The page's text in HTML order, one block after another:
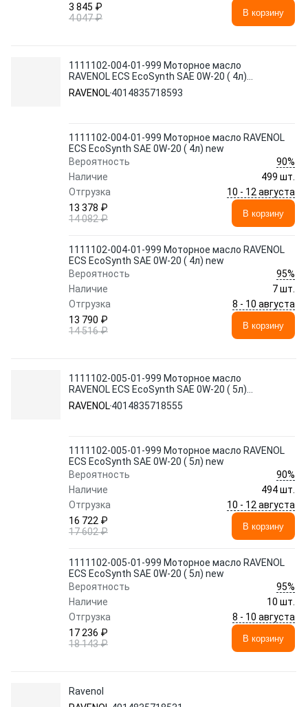
3 845 ₽
4 047 ₽
В корзину
1111102-004-01-999 Моторное масло
RAVENOL ECS EcoSynth SAE 0W-20 ( 4л)
new
RAVENOL4014835718593
1111102-004-01-999 Моторное масло RAVENOL
ECS EcoSynth SAE 0W-20 ( 4л) new
Вероятность
90%
Наличие
499 шт.
Отгрузка
10 - 12 августа
13 378 ₽
14 082 ₽
В корзину
1111102-004-01-999 Моторное масло RAVENOL
ECS EcoSynth SAE 0W-20 ( 4л) new
Вероятность
95%
Наличие
7 шт.
Отгрузка
8 - 10 августа
13 790 ₽
14 516 ₽
В корзину
1111102-005-01-999 Моторное масло
RAVENOL ECS EcoSynth SAE 0W-20 ( 5л)
new
RAVENOL4014835718555
1111102-005-01-999 Моторное масло RAVENOL
ECS EcoSynth SAE 0W-20 ( 5л) new
Вероятность
90%
Наличие
494 шт.
Отгрузка
10 - 12 августа
16 722 ₽
17 602 ₽
В корзину
1111102-005-01-999 Моторное масло RAVENOL
ECS EcoSynth SAE 0W-20 ( 5л) new
Вероятность
95%
Наличие
10 шт.
Отгрузка
8 - 10 августа
17 236 ₽
18 143 ₽
В корзину
Ravenol